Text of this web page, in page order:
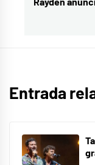
Entrada
Entrada